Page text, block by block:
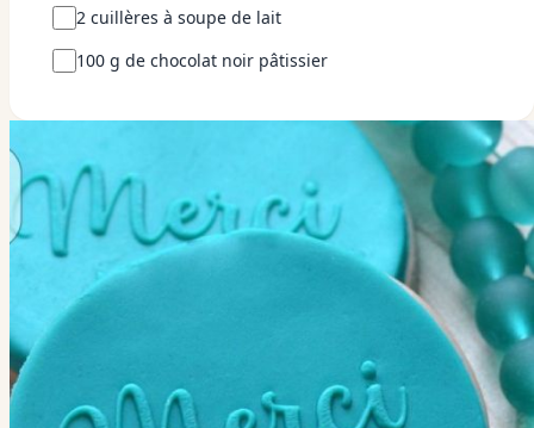
2 cuillères à soupe de lait
100 g de chocolat noir pâtissier